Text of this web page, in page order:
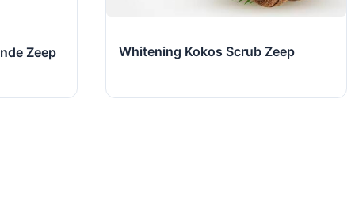
Zeep Whitening Kokos Scrub Zeep